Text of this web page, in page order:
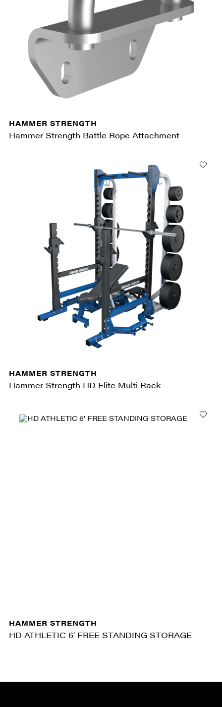
HAMMER STRENGTH
Hammer Strength Battle Rope Attachment
HAMMER STRENGTH
Hammer Strength HD Elite Multi Rack
HAMMER STRENGTH
HD ATHLETIC 6′ FREE STANDING STORAGE